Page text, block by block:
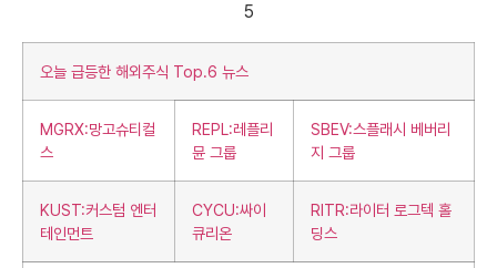
5
오늘 급등한 해외주식 Top.6 뉴스
MGRX:망고슈티컬
스
REPL:레플리
뮨 그룹
SBEV:스플래시 베버리
지 그룹
KUST:커스텀 엔터
테인먼트
CYCU:싸이
큐리온
RITR:라이터 로그텍 홀
딩스